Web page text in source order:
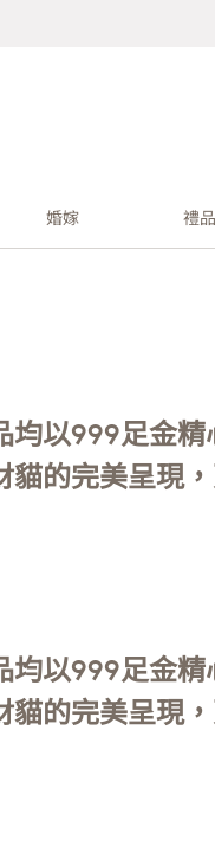
婚嫁 禮品
以999足金
的完美呈現
以999足金
的完美呈現